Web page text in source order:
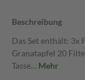
Beschreibung
Das Set enthält: 3x
Granatapfel 20
Tasse… Mehr